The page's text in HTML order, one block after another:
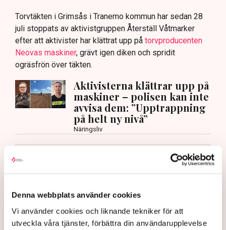
Denna webbplats använder cookies
Vi använder cookies och liknande tekniker för att
utveckla våra tjänster, förbättra din användarupplevelse
Torvtäkten i Grimsås i Tranemo kommun har sedan 28
juli stoppats av aktivistgruppen Återställ Våtmarker
efter att aktivister har klättrat upp på torvproducenten
Neovas maskiner, grävt igen diken och spridit
ogräsfrön över täkten.
Aktivisterna klättrar upp på
maskiner – polisen kan inte
avvisa dem: ”Upptrappning
på helt ny nivå”
Näringsliv
Torvtäkten i Grimsås har stoppats av aktivister
aktionerna.